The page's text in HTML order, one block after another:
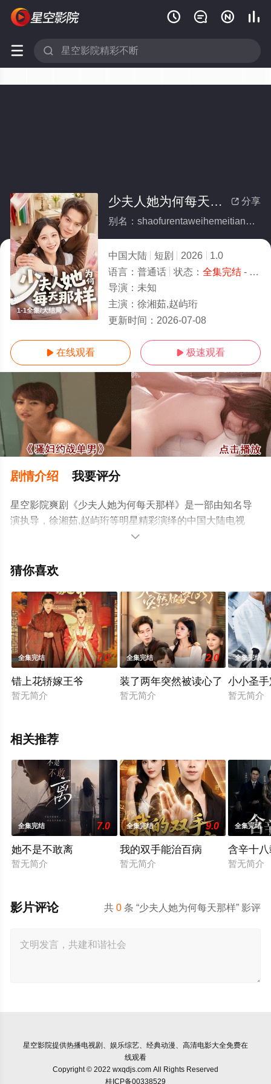
   
 
1-1全集/大结局
 分享
少夫人她为何每天那样(全集)
别名：shaofurentaweihemeitiannayang
中国大陆 短剧 2026
1.0
语言： 普通话 状态： 全集完结- 免费在线观看
导演： 未知
主演： 徐湘茹,赵屿珩
更新时间： 2026-07-08
 在线观看  极速观看
剧情介绍 我要评分
星空影院爽剧《少夫人她为何每天那样》是一部由知名导
演执导，徐湘茹,赵屿珩等明星精彩演绎的中国大陆电视
剧，大结局剧情已揭晓（1-1全集），手机免费观看高清未
移步至豆瓣电视剧、电视猫或剧情网等平台了解。

猜你喜欢
全集完结 7.0
错上花轿嫁王爷
暂无简介
全集完结 2.0
装了两年突然被读心了
暂无简介
全集完结
小小圣
暂无简介
相关推荐
全集完结 7.0
她不是不敢离
暂无简介
全集完结 9.0
我的双手能治百病
暂无简介
全集完结
含辛十
暂无简介
共0 条 “少夫人她为何每天那样” 影评
影片评论
星空影院提供热播电视剧、娱乐综艺、经典动漫、高清电影大全免费在
线观看
Copyright © 2022 wxqdjs.com All Rights Reserved
桂ICP备00338529